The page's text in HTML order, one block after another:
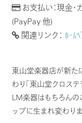
お支払い：現金・
(PayPay 他)
関連リンク： ﾎｰﾑﾍ
東山堂楽器店が新た
わり「東山堂クロステ
LM楽器はもちろんの
ップに生まれ変わりま